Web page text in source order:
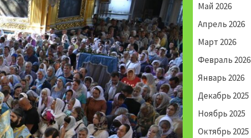
Май 2026
Апрель 2026
Март 2026
Февраль 2026
Январь 2026
Декабрь 2025
Ноябрь 2025
Октябрь 2025